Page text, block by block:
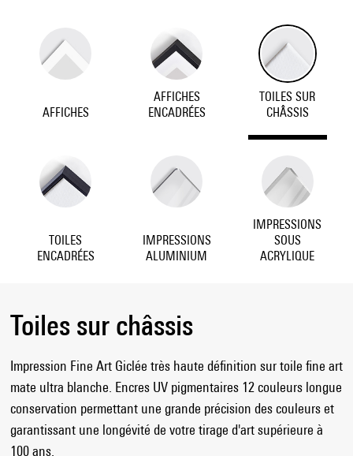
AFFICHES
AFFICHES
ENCADRÉES
TOILES SUR
CHÂSSIS
TOILES
ENCADRÉES
IMPRESSIONS
ALUMINIUM
IMPRESSIONS
SOUS
ACRYLIQUE
Toiles sur châssis
Impression Fine Art Giclée très haute définition sur toile fine art
mate ultra blanche. Encres UV pigmentaires 12 couleurs longue
conservation permettant une grande précision des couleurs et
garantissant une longévité de votre tirage d'art supérieure à
100 ans.